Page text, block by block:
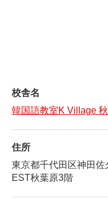
校舎名
韓国語教室K Village
住所
東京都千代田区神田佐
EST秋葉原3階